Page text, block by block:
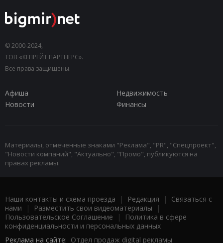
© 2000-2024,
ТОВ «КЕПРЕЙТ ПАРТНЕРС».
Все права защищены.
Афиша
Недвижимость
Новости
Финансы
Материалы, отмеченные знаками "Реклама", "PR", "Спецпроект",
"Новости компаний", "Актуально", "Промо", публикуются на
правах рекламы.
Наши контакты и схема проезда | Редакция | Связаться с
нами | Разместить свои видеоматериалы |
Пользовательское Соглашение |
Политика в сфере
конфиденциальности и персональных данных
Реклама на сайте: Отдел продаж digital рекламы